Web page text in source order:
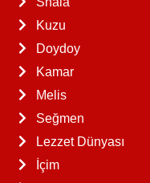
Kuzu
Doydoy
Kamar
Melis
Seğmen
Lezzet Dünyası
İçim